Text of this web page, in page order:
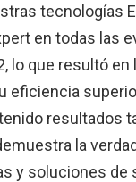
tecnologías
en todas las
lo que resultó
eficiencia
resultados
la
y soluciones de